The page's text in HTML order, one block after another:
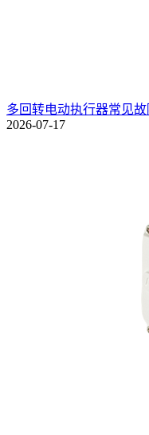
多回转电动执行器常见
2026-07-17